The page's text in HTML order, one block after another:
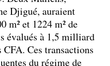
Djigué, auraient
m² et 1224 m² de
évalués à 1,5 milliard
Ces transactions
du régime de